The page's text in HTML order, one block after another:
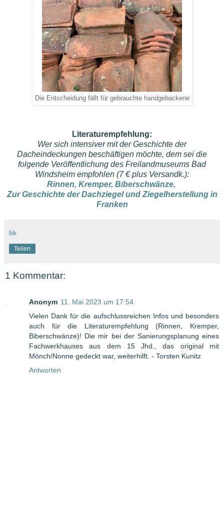
Die Entscheidung fällt für gebrauchte handgebackene
Literaturempfehlung:
Wer sich intensiver mit der Geschichte der
Dacheindeckungen beschäftigen möchte, dem sei die
folgende Veröffentlichung des Freilandmuseums Bad
Windsheim empfohlen (7 € plus Versandk.):
Rinnen, Kremper, Biberschwänze,
Zur Geschichte der Dachziegel und Ziegelherstellung in
Franken
bk
Teilen
1 Kommentar:
Anonym 11. Mai 2023 um 17:54
Vielen Dank für die aufschlussreichen Infos und besonders
auch für die Literaturempfehlung (Rinnen, Kremper,
Biberschwänze)! Die mir bei der Sanierungsplanung eines
Fachwerkhauses aus dem 15 Jhd., das original mit
Mönch/Nonne gedeckt war, weiterhilft. - Torsten Kunitz
Antworten